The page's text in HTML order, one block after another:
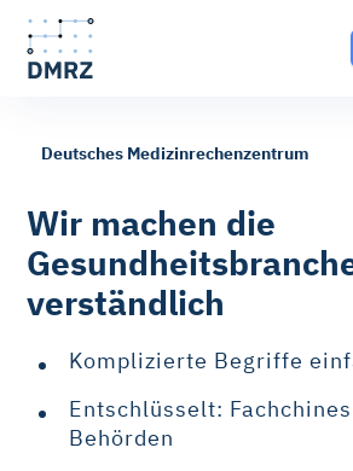
Krankentransport- und
Taxisoftware
Krankentransport-App
Fahrtvermittlung
Krankentransport
Heilmittel
Hilfsmittel
FAQ
Ratgeber
Deutsches Medizinrechenzentrum
Wir machen die
verständlich
Komplizierte Begriffe
Entschlüsselt:
Behörden